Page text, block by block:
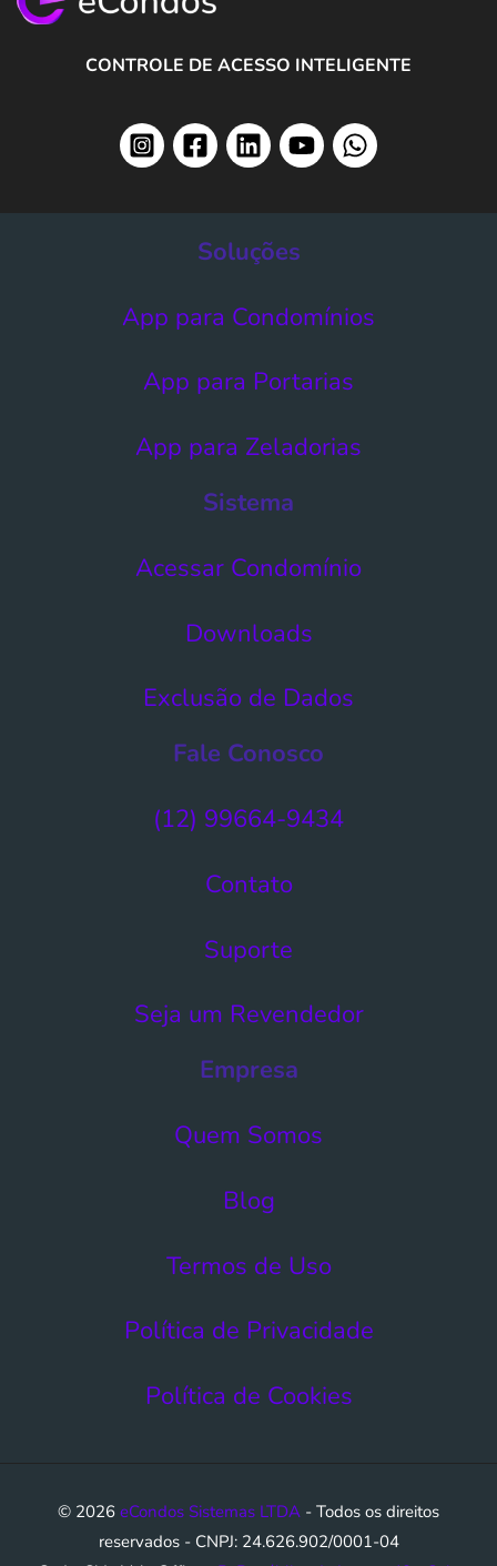
CONTROLE DE ACESSO INTELIGENTE
Soluções
App para Condomínios
App para Portarias
App para Zeladorias
Sistema
Acessar Condomínio​
Downloads
Exclusão de Dados​
Fale Conosco
(12) 99664-9434
Contato
Suporte
Seja um Revendedor
Empresa
Quem Somos
Blog
Termos de Uso​
Política de Privacidade
Política de Cookies
© 2026 eCondos Sistemas LTDA - Todos os direitos
reservados - CNPJ: 24.626.902/0001-04